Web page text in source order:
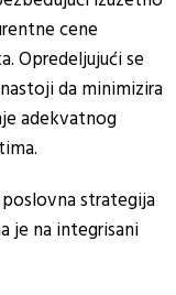
cene
Opredeljujući se
da minimizira
adekvatnog
strategija
je na integrisani